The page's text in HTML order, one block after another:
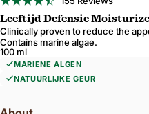
star
rating
Leeftijd Defensie
Clinically proven to reduce the
Contains marine algae.
100 ml
MARIENE ALGEN
NATUURLIJKE GEUR